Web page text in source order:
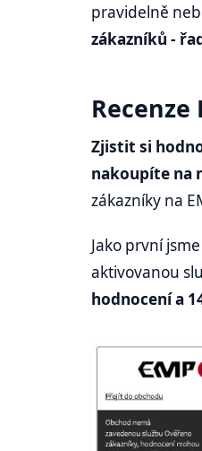
pravidelně
zákazníků -
Zjistit si
nakoupíte na
zákazníky na
Jako první
aktivovanou
hodnocení a